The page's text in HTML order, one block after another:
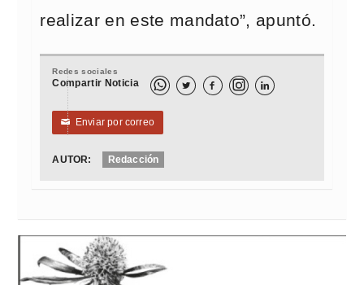
realizar en este mandato”, apuntó.
Redes sociales
Compartir Noticia   
✉ Enviar por correo
AUTOR: Redacción